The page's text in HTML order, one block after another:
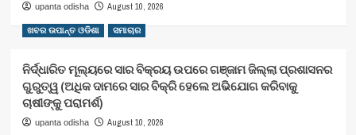
upanta odisha August 10, 2026
ଖବର ଉପାନ୍ତ ଓଡିଶା ସମାଚାର
ନିର୍ଦ୍ଧାରିତ ମୂଲ୍ୟରେ ସାର ବିକ୍ରୟ ଉପରେ ଗଞ୍ଜାମ ଜିଲ୍ଲା ପ୍ରଶାସନର
ଗୁରୁତ୍ୱ (ଅଧିକ ଦାମରେ ସାର ବିକ୍ରି ହେଲେ ଅଭିଯୋଗ କରିବାକୁ
ଚାଷୀଙ୍କୁ ପରାମର୍ଶ)
upanta odisha August 10, 2026